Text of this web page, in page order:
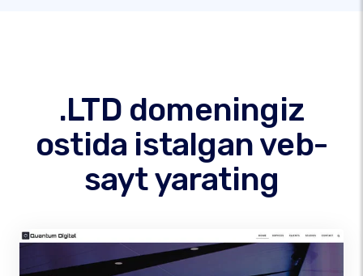
.LTD domeningiz
ostida istalgan veb-
sayt yarating